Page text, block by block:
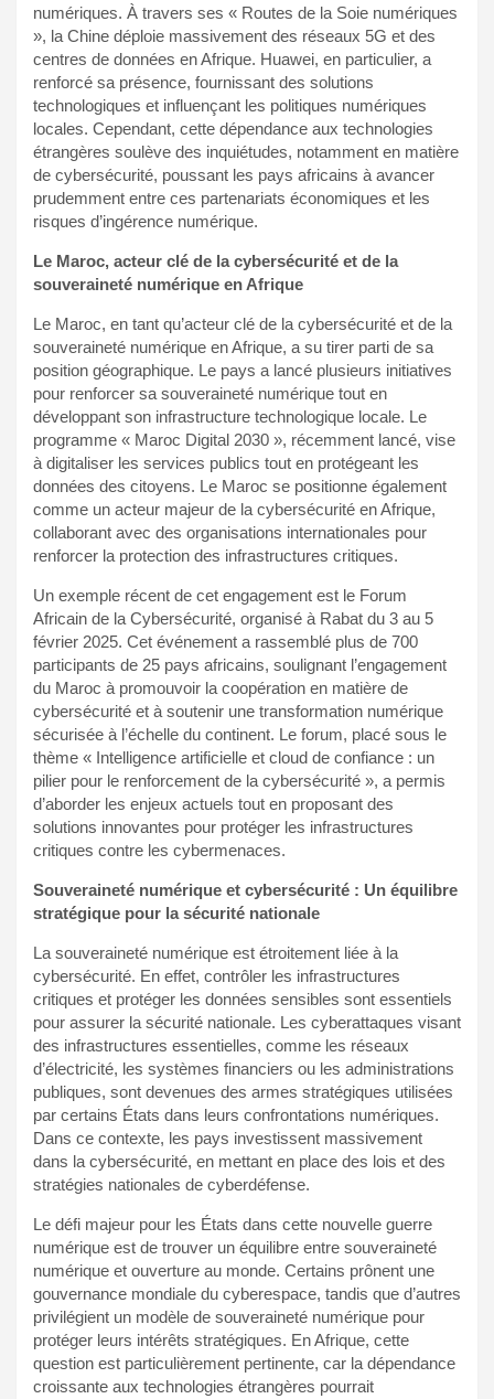
numériques. À travers ses « Routes de la Soie numériques
», la Chine déploie massivement des réseaux 5G et des
centres de données en Afrique. Huawei, en particulier, a
renforcé sa présence, fournissant des solutions
technologiques et influençant les politiques numériques
locales. Cependant, cette dépendance aux technologies
étrangères soulève des inquiétudes, notamment en matière
de cybersécurité, poussant les pays africains à avancer
prudemment entre ces partenariats économiques et les
risques d’ingérence numérique.
Le Maroc, acteur clé de la cybersécurité et de la
souveraineté numérique en Afrique
Le Maroc, en tant qu’acteur clé de la cybersécurité et de la
souveraineté numérique en Afrique, a su tirer parti de sa
position géographique. Le pays a lancé plusieurs initiatives
pour renforcer sa souveraineté numérique tout en
développant son infrastructure technologique locale. Le
programme « Maroc Digital 2030 », récemment lancé, vise
à digitaliser les services publics tout en protégeant les
données des citoyens. Le Maroc se positionne également
comme un acteur majeur de la cybersécurité en Afrique,
collaborant avec des organisations internationales pour
renforcer la protection des infrastructures critiques.
Un exemple récent de cet engagement est le Forum
Africain de la Cybersécurité, organisé à Rabat du 3 au 5
février 2025. Cet événement a rassemblé plus de 700
participants de 25 pays africains, soulignant l’engagement
du Maroc à promouvoir la coopération en matière de
cybersécurité et à soutenir une transformation numérique
sécurisée à l’échelle du continent. Le forum, placé sous le
thème « Intelligence artificielle et cloud de confiance : un
pilier pour le renforcement de la cybersécurité », a permis
d’aborder les enjeux actuels tout en proposant des
solutions innovantes pour protéger les infrastructures
critiques contre les cybermenaces.
Souveraineté numérique et cybersécurité : Un équilibre
stratégique pour la sécurité nationale
La souveraineté numérique est étroitement liée à la
cybersécurité. En effet, contrôler les infrastructures
critiques et protéger les données sensibles sont essentiels
pour assurer la sécurité nationale. Les cyberattaques visant
des infrastructures essentielles, comme les réseaux
d’électricité, les systèmes financiers ou les administrations
publiques, sont devenues des armes stratégiques utilisées
par certains États dans leurs confrontations numériques.
Dans ce contexte, les pays investissent massivement
dans la cybersécurité, en mettant en place des lois et des
stratégies nationales de cyberdéfense.
Le défi majeur pour les États dans cette nouvelle guerre
numérique est de trouver un équilibre entre souveraineté
numérique et ouverture au monde. Certains prônent une
gouvernance mondiale du cyberespace, tandis que d’autres
privilégient un modèle de souveraineté numérique pour
protéger leurs intérêts stratégiques. En Afrique, cette
question est particulièrement pertinente, car la dépendance
croissante aux technologies étrangères pourrait